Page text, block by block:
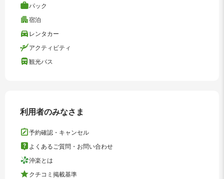
パック
宿泊
レンタカー
アクティビティ
観光バス
利用者のみなさま
予約確認・キャンセル
よくあるご質問・お問い合わせ
沖楽とは
クチコミ掲載基準